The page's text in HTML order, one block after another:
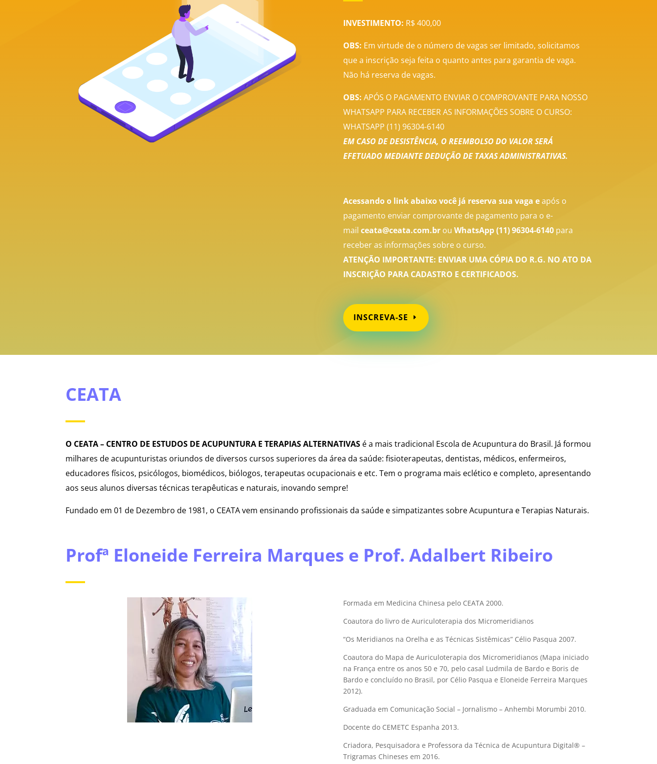
INVESTIMENTO: R$ 400,00
OBS: Em virtude de o número de vagas ser limitado, solicitamos
que a inscrição seja feita o quanto antes para garantia de vaga.
Não há reserva de vagas.
OBS: APÓS O PAGAMENTO ENVIAR O COMPROVANTE PARA NOSSO
WHATSAPP PARA RECEBER AS INFORMAÇÕES SOBRE O CURSO:
WHATSAPP (11) 96304-6140
EM CASO DE DESISTÊNCIA, O REEMBOLSO DO VALOR SERÁ
EFETUADO MEDIANTE DEDUÇÃO DE TAXAS ADMINISTRATIVAS.
Acessando o link abaixo você já reserva sua vaga eapós o
pagamento enviar comprovante de pagamento para o e-
mail ceata@ceata.com.br ou WhatsApp (11) 96304-6140 para
receber as informações sobre o curso.
ATENÇÃO IMPORTANTE: ENVIAR UMA CÓPIA DO R.G. NO ATO DA
INSCRIÇÃO PARA CADASTRO E CERTIFICADOS.
INSCREVA-SE
CEATA
O CEATA – CENTRO DE ESTUDOS DE ACUPUNTURA E TERAPIAS ALTERNATIVAS é a mais tradicional Escola de Acupuntura do Brasil. Já formou
milhares de acupunturistas oriundos de diversos cursos superiores da área da saúde: fisioterapeutas, dentistas, médicos, enfermeiros,
educadores físicos, psicólogos, biomédicos, biólogos, terapeutas ocupacionais e etc. Tem o programa mais eclético e completo, apresentando
aos seus alunos diversas técnicas terapêuticas e naturais, inovando sempre!
Fundado em 01 de Dezembro de 1981, o CEATA vem ensinando profissionais da saúde e simpatizantes sobre Acupuntura e Terapias Naturais.
Profª Eloneide Ferreira Marques e Prof. Adalbert Ribeiro
Formada em Medicina Chinesa pelo CEATA 2000.
Coautora do livro de Auriculoterapia dos Micromeridianos
“Os Meridianos na Orelha e as Técnicas Sistêmicas” Célio Pasqua 2007.
Coautora do Mapa de Auriculoterapia dos Micromeridianos (Mapa iniciado
na França entre os anos 50 e 70, pelo casal Ludmila de Bardo e Boris de
Bardo e concluído no Brasil, por Célio Pasqua e Eloneide Ferreira Marques
2012).
Graduada em Comunicação Social – Jornalismo – Anhembi Morumbi 2010.
Docente do CEMETC Espanha 2013.
Criadora, Pesquisadora e Professora da Técnica de Acupuntura Digital® –
Trigramas Chineses em 2016.